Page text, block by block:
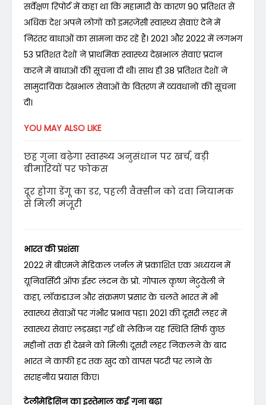
सर्वेक्षण रिपोर्ट में कहा था कि महामारी के कारण 90 प्रतिशत से
अधिक देश अपने लोगों को इमरजेंसी स्वास्थ्य सेवाएं देने में
निरंतर बाधाओं का सामना कर रहे हैं। 2021 और 2022 में लगभग
53 प्रतिशत देशों ने प्राथमिक स्वास्थ्य देखभाल सेवाएं प्रदान
करने में बाधाओं की सूचना दी थी। साथ ही 38 प्रतिशत देशों ने
सामुदायिक देखभाल सेवाओं के वितरण में व्यवधानों की सूचना
दी।
YOU MAY ALSO LIKE
छह गुना बढ़ेगा स्वास्थ्य अनुसंधान पर खर्च, बड़ी
बीमारियों पर फोकस
दूर होगा डेंगू का डर, पहली वैक्सीन को दवा नियामक
से मिली मंजूरी
भारत की प्रशंसा
2022 में बीएमजे मेडिकल जर्नल में प्रकाशित एक अध्ययन में
यूनिवर्सिटी ऑफ ईस्ट लंदन के प्रो. गोपाल कृष्ण नेटुवेली ने
कहा, लॉकडाउन और संक्रमण प्रसार के चलते भारत में भी
स्वास्थ्य सेवाओं पर गंभीर प्रभाव पड़ा। 2021 की दूसरी लहर में
स्वास्थ्य सेवाएं लड़खड़ा गईं थीं लेकिन यह स्थिति सिर्फ कुछ
महीनों तक ही देखने को मिली। दूसरी लहर निकलने के बाद
भारत ने काफी हद तक खुद को वापस पटरी पर लाने के
सराहनीय प्रयास किए।
टेलीमेडिसिन का इस्तेमाल कई गुना बढ़ा